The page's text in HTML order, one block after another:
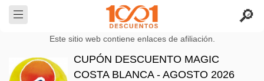
Este sitio web contiene enlaces de afiliación.
CUPÓN DESCUENTO MAGIC
COSTA BLANCA - AGOSTO 2026